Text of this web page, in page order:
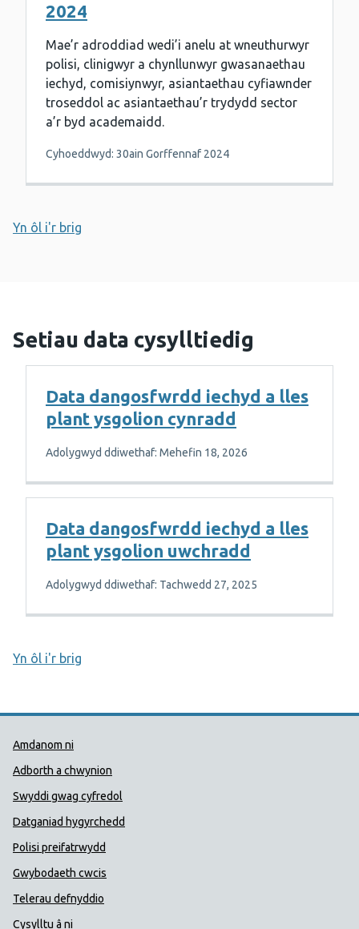
2024
Mae’r adroddiad wedi’i anelu at wneuthurwyr
polisi, clinigwyr a chynllunwyr gwasanaethau
iechyd, comisiynwyr, asiantaethau cyfiawnder
troseddol ac asiantaethau’r trydydd sector
a’r byd academaidd.
Cyhoeddwyd: 30ain Gorffennaf 2024
Yn ôl i'r brig
Setiau data cysylltiedig
Data dangosfwrdd iechyd a lles
plant ysgolion cynradd
Adolygwyd ddiwethaf: Mehefin 18, 2026
Data dangosfwrdd iechyd a lles
plant ysgolion uwchradd
Adolygwyd ddiwethaf: Tachwedd 27, 2025
Yn ôl i'r brig
Dolenni Cymorth Iechyd
Amdanom ni
Adborth a chwynion
Swyddi gwag cyfredol
Datganiad hygyrchedd
Polisi preifatrwydd
Gwybodaeth cwcis
Telerau defnyddio
Cysylltu â ni